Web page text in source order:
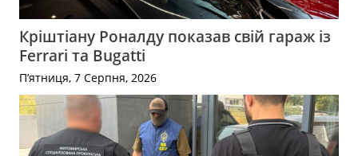
Кріштіану Роналду показав свій гараж із
Ferrari та Bugatti
П’ятниця, 7 Серпня, 2026